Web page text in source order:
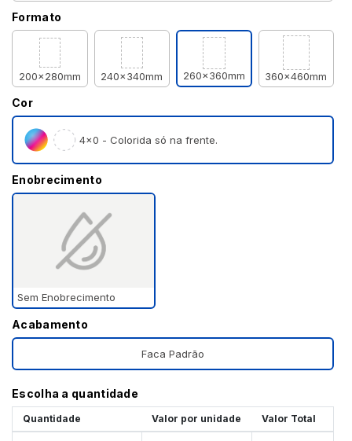
Formato
200x280mm 240x340mm 260x360mm 360x460mm
Cor
4×0 - Colorida só na frente.
Enobrecimento
Sem Enobrecimento
Acabamento
Faca Padrão
Escolha a quantidade
Quantidade Valor por unidade Valor Total